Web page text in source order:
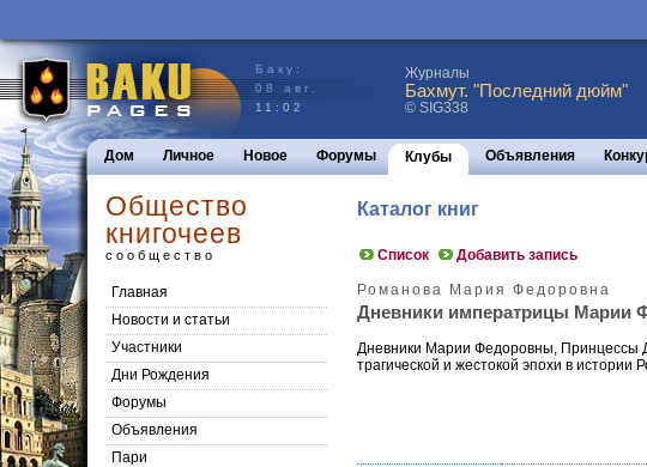
Баку:
08 авг.
11:02
Журналы
Бахмут. "Последний дюйм"
© SIG338
Дом Личное Новое Форумы Клубы Объявления
Общество
книгочеев
сообщество
Главная
Новости и статьи
Участники
Дни Рождения
Форумы
Объявления
Пари
Каталог книг
Список Добавить запись
Романова Мария Федоровна
Дневники императрицы Марии
Дневники Марии Федоровны, Принцессы
трагической и жестокой эпохи в истории